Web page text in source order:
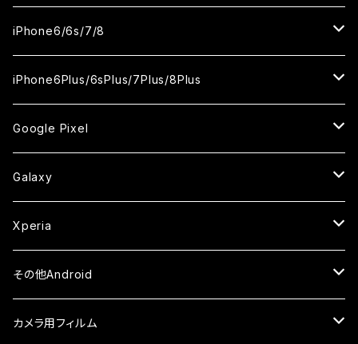
セラミックフィルム
セラミックフィルム
セラミックフィルム
ガラスフィルム
セラミックフィルム
セラミックフィルム
ガラスフィルム
セラミックフィルム
iPhone11Pro Max
ガラスフィルム
セラミックフィルム
ガラスフィルム
セラミックフィルム
iPhoneXS
ガラスフィルム
セラミックフィルム
iPhoneXR
ガラスフィルム
セラミックフィルム
iPhoneXSMax
ガラスフィルム
セラミックフィルム
iPhoneSE3
ガラスフィルム
ケース
iPhoneSE2
ガラスフィルム
ケース
iPhone6/6s/7/8
iPhone8
ガラスフィルム
セラミックフィルム
iPhone7
ガラスフィルム
セラミックフィルム
iPhone6s
ガラスフィルム
ケース・カバー
iPhone6
ガラスフィルム
ケース・カバー
iPhone6Plus/6sPlus/7Plus/8Plus
iPhone6Plus
ガラスフィルム
ケース
iPhone6sPlus
ガラスフィルム
ケース
iPhone7Plus
ガラスフィルム
ケース
iPhone8Plus
ガラスフィルム
Google Pixel
ガラスフィルム
セラミックフィルム
ケース
Galaxy
ガラスフィルム
セラミックフィルム
ケース
Xperia
ガラスフィルム
その他Android
AQUOS
カメラ用フィルム